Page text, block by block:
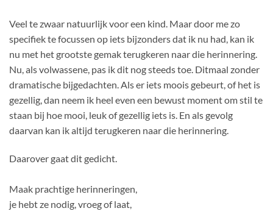
Veel te zwaar natuurlijk voor een kind. Maar door me zo
specifiek te focussen op iets bijzonders dat ik nu had, kan ik
nu met het grootste gemak terugkeren naar die herinnering.
Nu, als volwassene, pas ik dit nog steeds toe. Ditmaal zonder
dramatische bijgedachten. Als er iets moois gebeurt, of het is
gezellig, dan neem ik heel even een bewust moment om stil te
staan bij hoe mooi, leuk of gezellig iets is. En als gevolg
daarvan kan ik altijd terugkeren naar die herinnering.
Daarover gaat dit gedicht.
Maak prachtige herinneringen,
je hebt ze nodig, vroeg of laat,